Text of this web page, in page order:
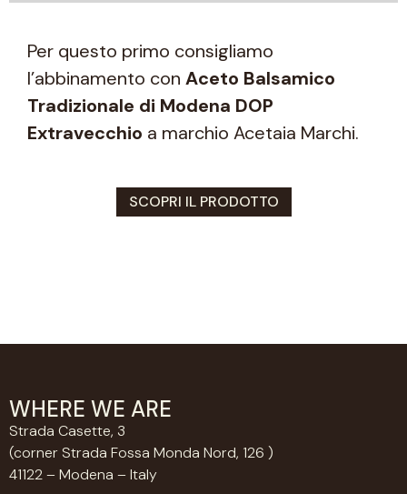
Per questo primo consigliamo
l’abbinamento con Aceto Balsamico
Tradizionale di Modena DOP
Extravecchio a marchio Acetaia Marchi.
SCOPRI IL PRODOTTO
WHERE WE ARE
Strada Casette, 3
(corner Strada Fossa Monda Nord, 126 )
41122 – Modena – Italy